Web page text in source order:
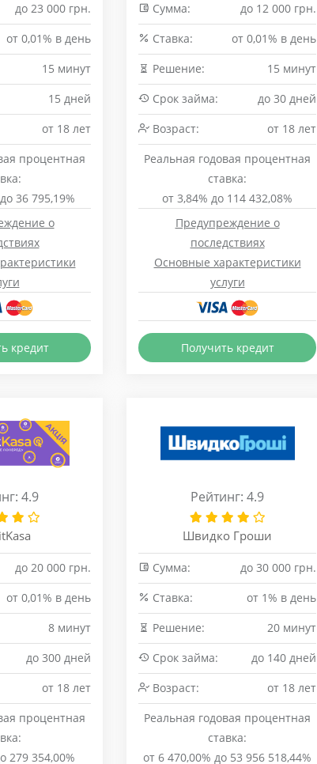
до 23 000 грн.
от 0,01% в день
15 минут
15 дней
от 18 лет
процентная
36 795,19%
о
кредит
Сумма:
до 12 000 грн.
Cтавка:
от 0,01% в день
Решение:
15 минут
Срок займа:
до 30 дней
Возраст:
от 18 лет
Реальная годовая процентная
ставка:
от 3,84% до 114 432,08%
Предупреждение о
последствиях
Основные характеристики
услуги
Получить кредит
4.9
до 20 000 грн.
от 0,01% в день
8 минут
до 300 дней
от 18 лет
процентная
279 354,00%
Рейтинг: 4.9
Швидко Гроши
Сумма:
до 30 000 грн.
Cтавка:
от 1% в день
Решение:
20 минут
Срок займа:
до 140 дней
Возраст:
от 18 лет
Реальная годовая процентная
ставка:
от 6 470,00% до 53 956 518,44%